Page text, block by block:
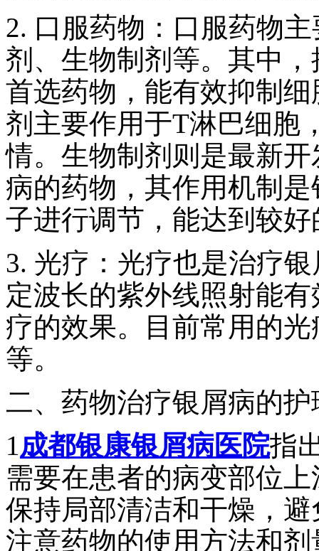
2. 口服药物：口服药物
剂、生物制剂等。其中
首选药物，能有效抑制
剂主要作用于T淋巴细胞
情。生物制剂则是最新
病的药物，其作用机制
子进行调节，能达到较
3. 光疗：光疗也是治疗
定波长的紫外线照射能
疗的效果。目前常用的
等。
二、药物治疗银屑病的护
1成都银康银屑病医院指
需要在患者的病变部位
保持局部清洁和干燥，
注意药物的使用方法和